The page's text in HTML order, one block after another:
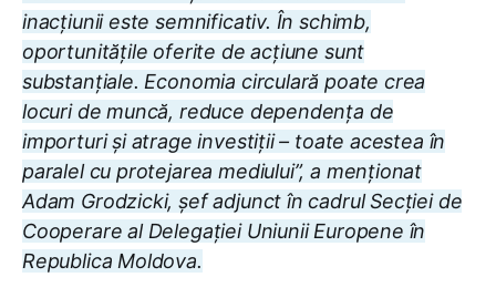
inacțiunii este semnificativ. În schimb,
oportunitățile oferite de acțiune sunt
substanțiale. Economia circulară poate crea
locuri de muncă, reduce dependența de
importuri și atrage investiții – toate acestea în
paralel cu protejarea mediului”, a menționat
Adam Grodzicki, șef adjunct în cadrul Secției de
Cooperare al Delegației Uniunii Europene în
Republica Moldova.